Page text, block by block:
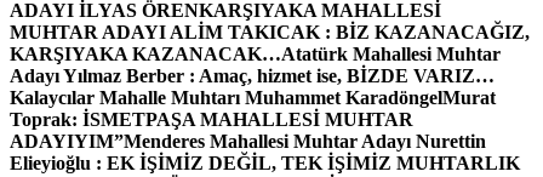
ADAYI İLYAS ÖRENKARŞIYAKA MAHALLESİ
MUHTAR ADAYI ALİM TAKICAK : BİZ KAZANACAĞIZ,
KARŞIYAKA KAZANACAK…Atatürk Mahallesi Muhtar
Adayı Yılmaz Berber : Amaç, hizmet ise, BİZDE VARIZ…
Kalaycılar Mahalle Muhtarı Muhammet KaradöngelMurat
Toprak: İSMETPAŞA MAHALLESİ MUHTAR
ADAYIYIM”Menderes Mahallesi Muhtar Adayı Nurettin
Elieyioğlu : EK İŞİMİZ DEĞİL, TEK İŞİMİZ MUHTARLIK